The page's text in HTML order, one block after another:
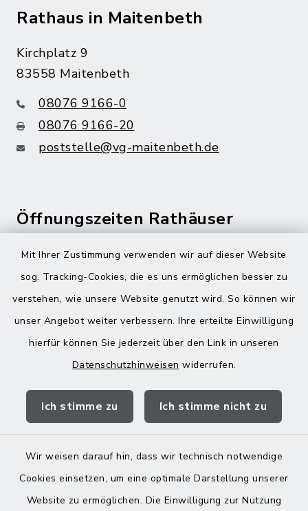
Mit Ihrer Zustimmung verwenden wir auf dieser Website
sog. Tracking-Cookies, die es uns ermöglichen besser zu
verstehen, wie unsere Website genutzt wird. So können wir
unser Angebot weiter verbessern. Ihre erteilte Einwilligung
hierfür können Sie jederzeit über den Link in unseren
Datenschutzhinweisen widerrufen.
Ich stimme zu Ich stimme nicht zu
Wir weisen darauf hin, dass wir technisch notwendige
Cookies einsetzen, um eine optimale Darstellung unserer
Website zu ermöglichen. Die Einwilligung zur Nutzung
Rathaus in Maitenbeth
Kirchplatz 9
83558 Maitenbeth
08076 9166-0
08076 9166-20
poststelle@vg-maitenbeth.de
Öffnungszeiten Rathäuser
Montag bis Freitag:
08:00-12:00 Uhr
Donnerstag zusätzlich:
13:00-18:00 Uhr
Landratsamt Mühldorf